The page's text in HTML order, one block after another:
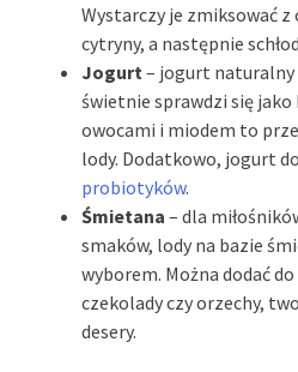
Wystarczy je zmiksować z
cytryny, a następnie
Jogurt – jogurt naturalny
świetnie sprawdzi się jako
owocami i miodem to
lody. Dodatkowo, jogurt
probiotyków.
Śmietana – dla
smaków, lody na bazie
wyborem. Można dodać
czekolady czy orzechy,
desery.